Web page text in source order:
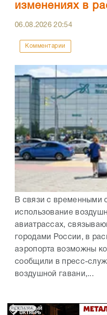
изменениях в
06.08.202620:54
Комментарии
В связи с временными
использование
авиатрассах,
городами России, в
аэропорта возможны
сообщили в пресс-
воздушной гавани,...
РЕКЛАМА